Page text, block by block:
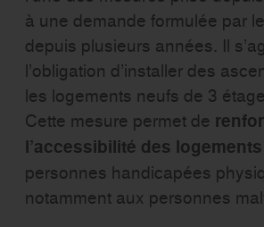
à une demande formulée par
depuis plusieurs années. Il
l’obligation d’installer des
les logements neufs de 3
Cette mesure permet de
l’accessibilité des logements
personnes handicapées
notamment aux personnes